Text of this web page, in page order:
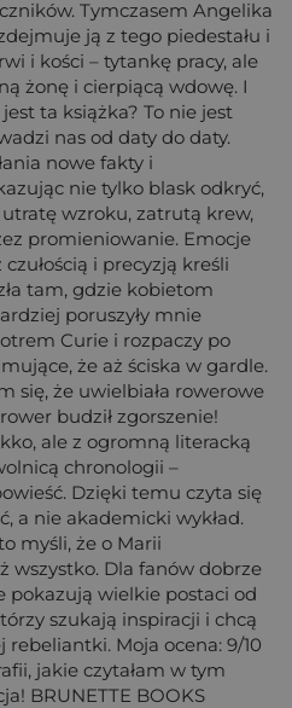
Tymczasem Angelika
ją z tego piedestału i
i kości – tytankę pracy, ale
żonę i cierpiącą wdowę. I
ta książka? To nie jest
nas od daty do daty.
nowe fakty i
nie tylko blask odkryć,
wzroku, zatrutą krew,
promieniowanie. Emocje
i precyzją kreśli
tam, gdzie kobietom
poruszyły mnie
Curie i rozpaczy po
że aż ściska w gardle.
się, że uwielbiała rowerowe
budził zgorszenie!
ale z ogromną literacką
chronologii –
Dzięki temu czyta się
a nie akademicki wykład.
myśli, że o Marii
wszystko. Dla fanów dobrze
pokazują wielkie postaci od
szukają inspiracji i chcą
rebeliantki. Moja ocena: 9/10
jakie czytałam w tym
BRUNETTE BOOKS